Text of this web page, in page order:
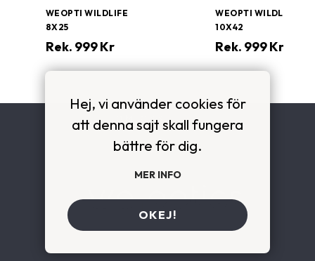
WEOPTI WILDLIFE
8X25
Rek. 999Kr
WEOPTI WILDLIFE
10X42
Rek. 999Kr
OM OSS
KONTAKT
Hej, vi använder cookies för
att denna sajt skall fungera
bättre för dig.
MER INFO
OKEJ!